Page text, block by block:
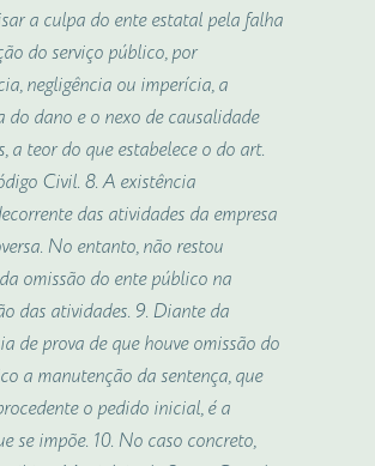
a culpa do ente estatal pela falha
do serviço público, por
negligência ou imperícia, a
do dano e o nexo de causalidade
a teor do que estabelece o do art.
Civil. 8. A existência
das atividades da empresa
No entanto, não restou
omissão do ente público na
das atividades. 9. Diante da
de prova de que houve omissão do
a manutenção da sentença, que
o pedido inicial, é a
se impõe. 10. No caso concreto,